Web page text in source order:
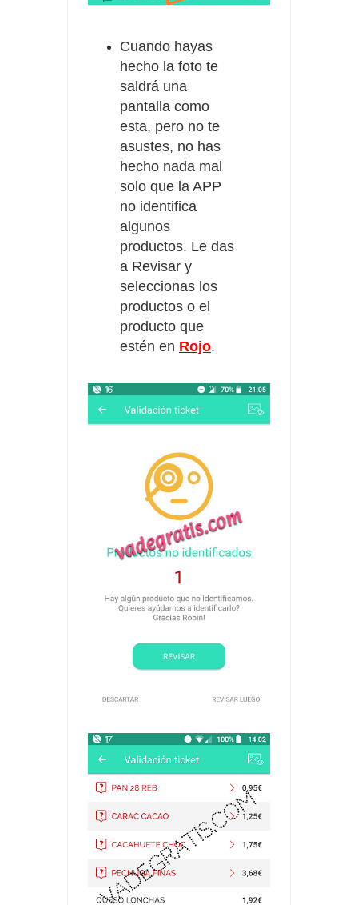
Cuando hayas
hecho la foto te
saldrá una
pantalla como
esta, pero no te
asustes, no has
hecho nada mal
solo que la APP
no identifica
algunos
productos. Le das
a Revisar y
seleccionas los
productos o el
producto que
estén en Rojo.